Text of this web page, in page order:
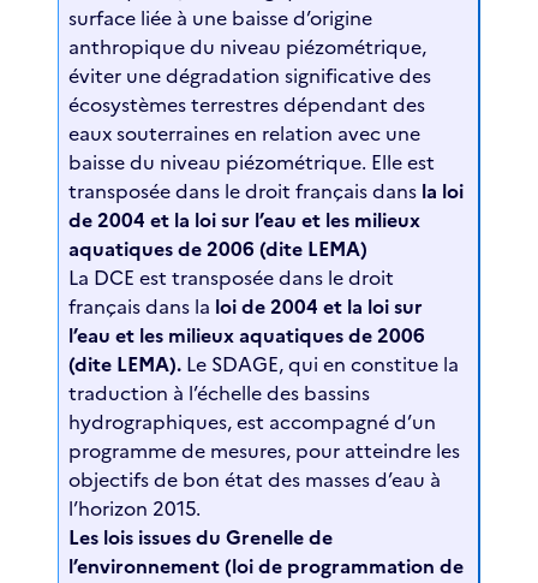
surface liée à une baisse d’origine
anthropique du niveau piézométrique,
éviter une dégradation significative des
écosystèmes terrestres dépendant des
eaux souterraines en relation avec une
baisse du niveau piézométrique. Elle est
transposée dans le droit français dans la loi
de 2004 et la loi sur l’eau et les milieux
aquatiques de 2006 (dite LEMA)
La DCE est transposée dans le droit
français dans la loi de 2004 et la loi sur
l’eau et les milieux aquatiques de 2006
(dite LEMA). Le SDAGE, qui en constitue la
traduction à l’échelle des bassins
hydrographiques, est accompagné d’un
programme de mesures, pour atteindre les
objectifs de bon état des masses d’eau à
l’horizon 2015.
Les lois issues du Grenelle de
l’environnement (loi de programmation de